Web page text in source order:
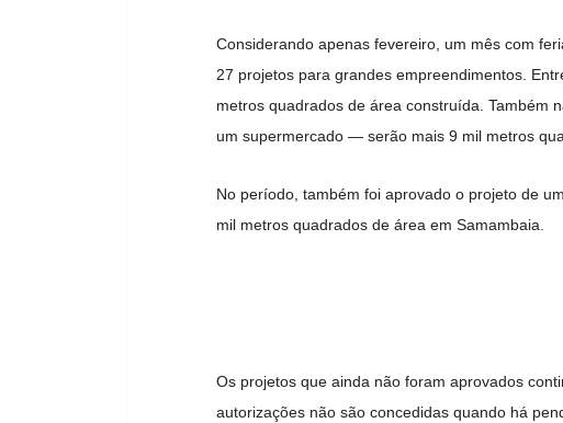
Considerando apenas fevereiro, um mês com
27 projetos para grandes empreendimentos.
metros quadrados de área construída. Também
um supermercado — serão mais 9 mil metros
No período, também foi aprovado o projeto de
mil metros quadrados de área em Samambaia.
Os projetos que ainda não foram aprovados
autorizações não são concedidas quando há